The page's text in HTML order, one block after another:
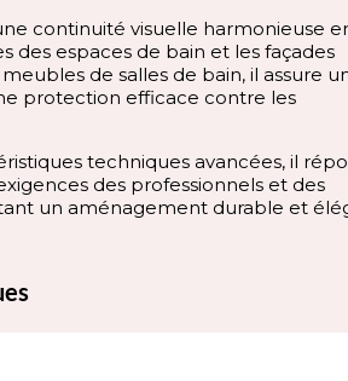
continuité visuelle harmonieuse
des espaces de bain et les façades
de salles de bain, il assure
protection efficace contre les
techniques avancées, il
des professionnels et des
un aménagement durable et